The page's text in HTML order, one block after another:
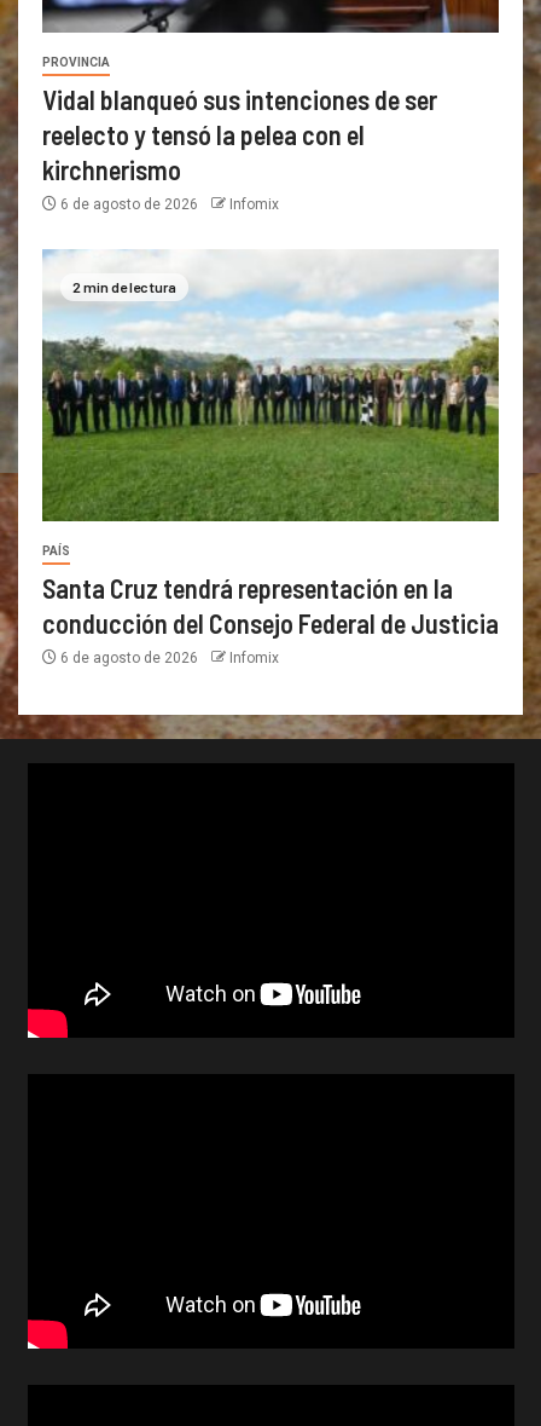
PROVINCIA
Vidal blanqueó sus intenciones de ser
reelecto y tensó la pelea con el
kirchnerismo
6 de agosto de 2026 Infomix
2 min de lectura
PAÍS
Santa Cruz tendrá representación en la
conducción del Consejo Federal de Justicia
6 de agosto de 2026 Infomix